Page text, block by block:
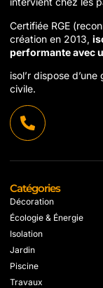
Certifiée RGE
création en 2013,
performante avec
isol’r dispose
civile.
Catégories
Décoration
Écologie & Énergie
Isolation
Jardin
Piscine
Travaux